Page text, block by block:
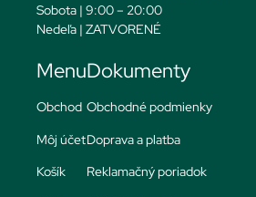
Sobota | 9:00 – 20:00
Nedeľa | ZATVORENÉ
Menu
Obchod
Môj účet
Košík
Dokumenty
Obchodné podmienky
Doprava a platba
Reklamačný poriadok